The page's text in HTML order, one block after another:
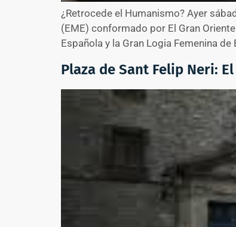
¿Retrocede el Humanismo? Ayer
(EME) conformado por El Gran
Española y la Gran Logia Femenina
Plaza de Sant Felip Neri: